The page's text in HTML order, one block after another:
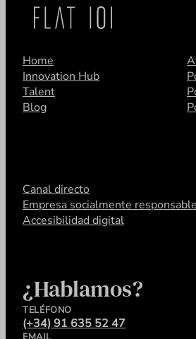
Home
Innovation Hub
Talent
Blog
Canal directo
Empresa socialmente responsable
Accesibilidad digital
¿Hablamos?
TELÉFONO
(+34) 91 635 52 47